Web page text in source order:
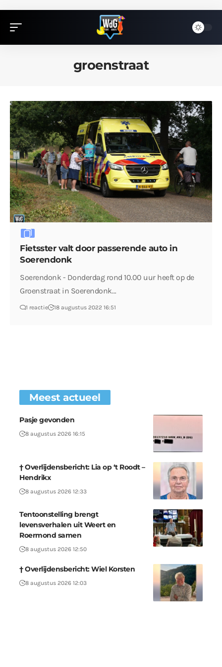
groenstraat
Fietsster valt door passerende auto in
Soerendonk
Soerendonk - Donderdag rond 10.00 uur heeft op de
Groenstraat in Soerendonk…
1 reactie 18 augustus 2022 16:51
Meest actueel
Pasje gevonden
8 augustus 2026 16:15
† Overlijdensbericht: Lia op ‘t Roodt –
Hendrikx
8 augustus 2026 12:33
Tentoonstelling brengt
levensverhalen uit Weert en
Roermond samen
8 augustus 2026 12:50
† Overlijdensbericht: Wiel Korsten
8 augustus 2026 12:03